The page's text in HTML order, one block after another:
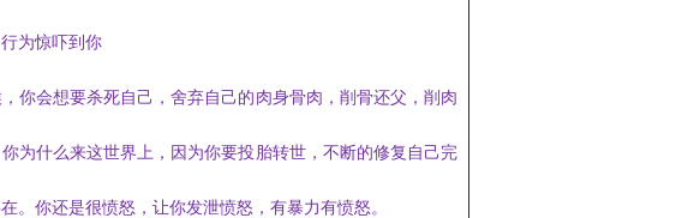
为惊吓到你
你会想要杀死自己，舍弃自己的 肉身骨肉， 削骨还父，削肉
你为什么来这世界上，因为你要投胎转世，不断的修复自己完
。 你还是很愤怒， 让你发泄愤怒， 有暴力有愤怒。